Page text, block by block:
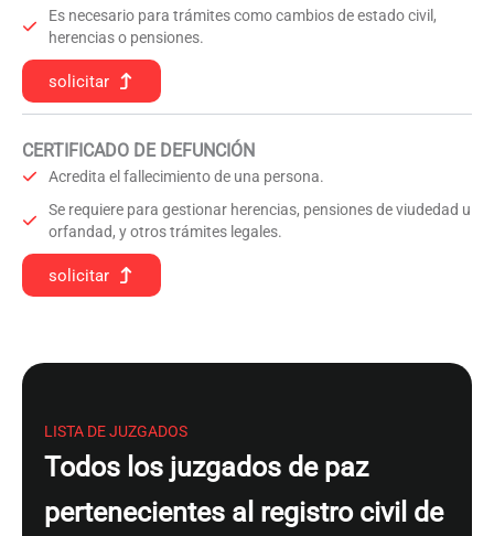
Es necesario para trámites como cambios de estado civil,
herencias o pensiones.
solicitar
CERTIFICADO DE DEFUNCIÓN
Acredita el fallecimiento de una persona.
Se requiere para gestionar herencias, pensiones de viudedad u
orfandad, y otros trámites legales.
solicitar
LISTA DE JUZGADOS
Todos los juzgados de paz
pertenecientes al registro civil de